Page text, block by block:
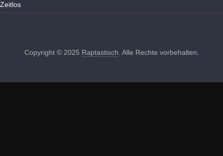
Zeitlos
Copyright © 2025 Raptastisch . Alle Rechte vorbehalten.